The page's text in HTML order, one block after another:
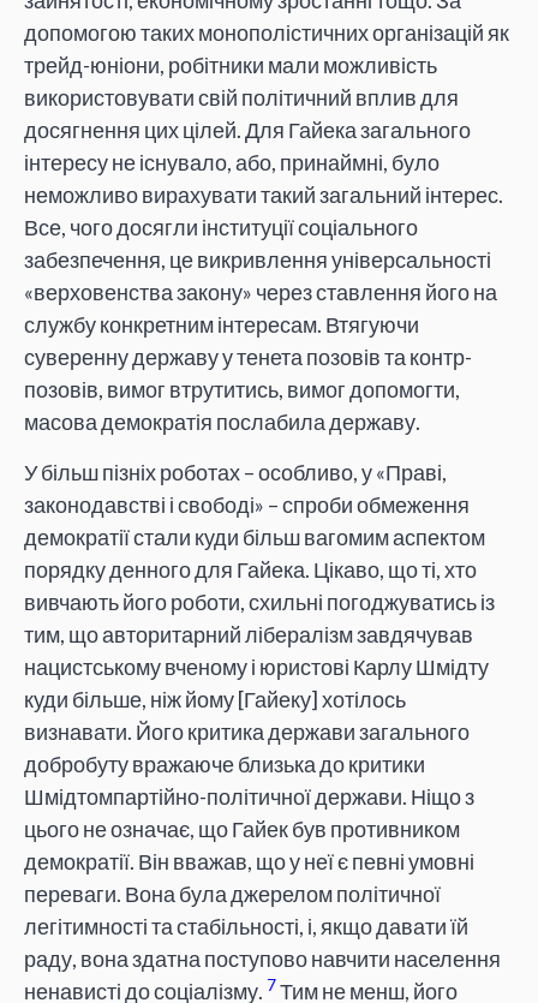
допомогою таких монополістичних організацій як
трейд-юніони, робітники мали можливість
використовувати свій політичний вплив для
досягнення цих цілей. Для Гайека загального
інтересу не існувало, або, принаймні, було
неможливо вирахувати такий загальний інтерес.
Все, чого досягли інституції соціального
забезпечення, це викривлення універсальності
«верховенства закону» через ставлення його на
службу конкретним інтересам. Втягуючи
суверенну державу у тенета позовів та контр-
позовів, вимог втрутитись, вимог допомогти,
масова демократія послабила державу.
У більш пізніх роботах – особливо, у «Праві,
законодавстві і свободі» – спроби обмеження
демократії стали куди більш вагомим аспектом
порядку денного для Гайека. Цікаво, що ті, хто
вивчають його роботи, схильні погоджуватись із
тим, що авторитарний лібералізм завдячував
нацистському вченому і юристові Карлу Шмідту
куди більше, ніж йому [Гайеку] хотілось
визнавати. Його критика держави загального
добробуту вражаюче близька до критики
Шмідтомпартійно-політичної держави. Ніщо з
цього не означає, що Гайек був противником
демократії. Він вважав, що у неї є певні умовні
переваги. Вона була джерелом політичної
легітимності та стабільності, і, якщо давати їй
раду, вона здатна поступово навчити населення
ненависті до соціалізму. 7Тим не менш, його